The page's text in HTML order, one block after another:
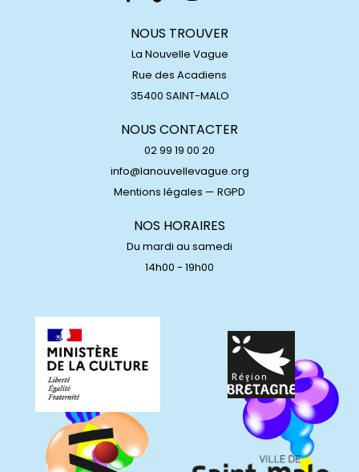
NOUS TROUVER
La Nouvelle Vague
Rue des Acadiens
35400 SAINT-MALO
NOUS CONTACTER
02 99 19 00 20
info@lanouvellevague.org
Mentions légales — RGPD
NOS HORAIRES
Du mardi au samedi
14h00 - 19h00